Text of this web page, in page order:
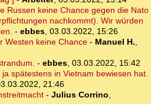
Russen keine Chance gegen die Nato
nachkommt). Wir würden
- ebbes, 03.03.2022, 15:26
Westen keine Chance- Manuel H.,
- ebbes, 03.03.2022, 15:42
spätestens in Vietnam bewiesen hat.
21:46
- Julius Corrino,